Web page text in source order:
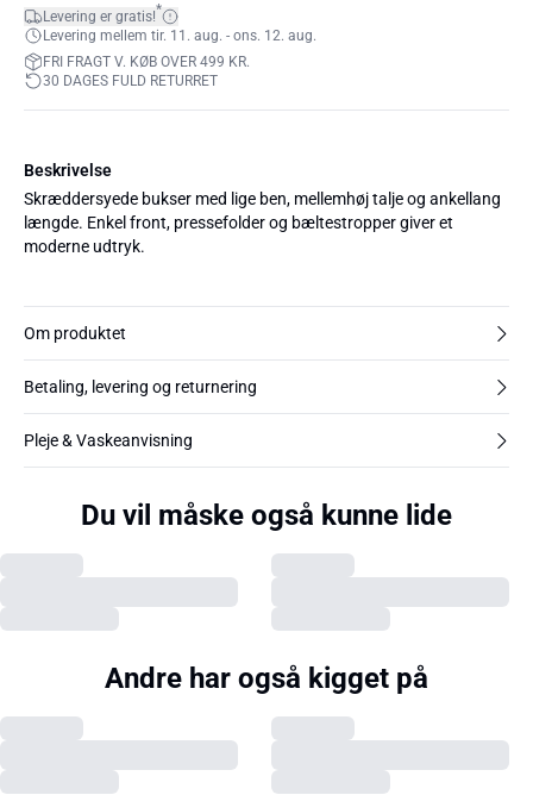
Levering er gratis!*
Levering mellem tir. 11. aug. - ons. 12. aug.
FRI FRAGT V. KØB OVER 499 KR.
30 DAGES FULD RETURRET
Beskrivelse
Skræddersyede bukser med lige ben, mellemhøj talje og ankellang
længde. Enkel front, pressefolder og bæltestropper giver et
moderne udtryk.
Om produktet
Betaling, levering og returnering
Pleje & Vaskeanvisning
Du vil måske også kunne lide
Andre har også kigget på